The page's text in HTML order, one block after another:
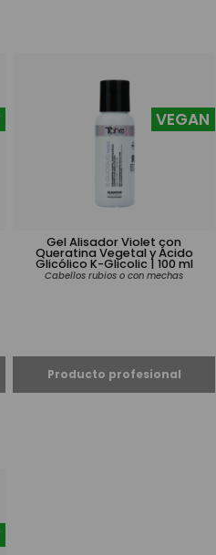
Gel Alisador Violet con
Queratina Vegetal y Ácido
Glicólico K-Glicolic | 100 ml
Cabellos rubios o con mechas
VEGAN